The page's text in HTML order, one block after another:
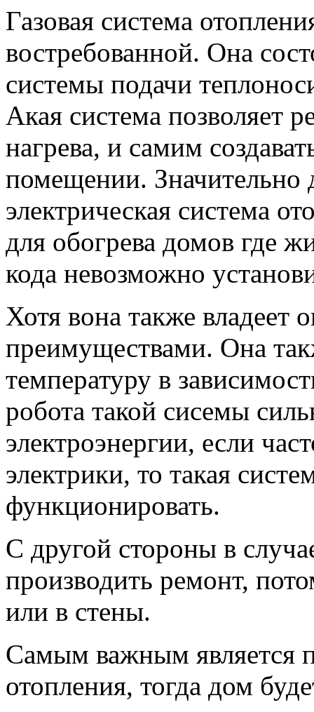
Газовая система
востребованной. Она
системы подачи
Акая система позволяет
нагрева, и самим
помещении. Значительно
электрическая система
для обогрева домов где
кода невозможно
Хотя вона также владеет
преимуществами. Она
температуру в
робота такой сисемы
электроэнергии, если
электрики, то такая
функционировать.
С другой стороны в
производить ремонт,
или в стены.
Самым важным является
отопления, тогда дом